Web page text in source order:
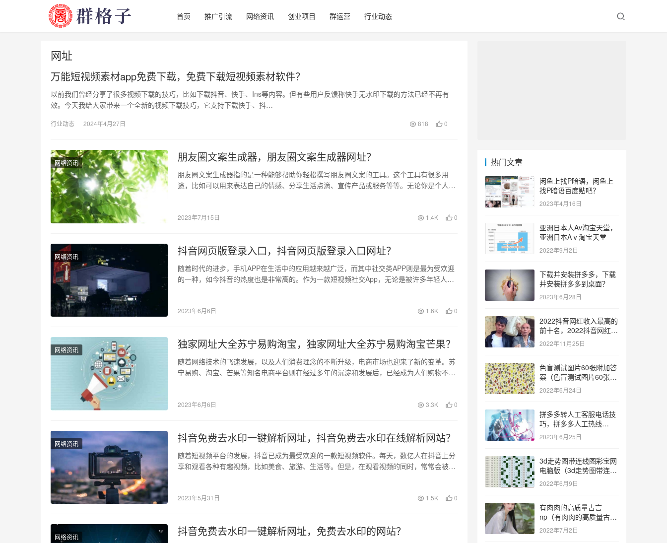
首页 推广引流 网络资讯 创业项目 群运营 行业动态
网址
万能短视频素材app免费下载，免费下载短视频素材软件？
以前我们曾经分享了很多视频下载的技巧，比如下载抖音、快手、Ins等内容。但有些用户反馈称快手无水印下载的方法已经不再有
效。今天我给大家带来一个全新的视频下载技巧，它支持下载快手、抖…
行业动态 2024年4月27日 818 0
网络资讯 朋友圈文案生成器，朋友圈文案生成器网址？
朋友圈文案生成器指的是一种能够帮助你轻松撰写朋友圈文案的工具。这个工具有很多用
途，比如可以用来表达自己的情感、分享生活点滴、宣传产品或服务等等。无论你是个人用
2023年7月15日 1.4K 0
网络资讯 抖音网页版登录入口，抖音网页版登录入口网址？
随着时代的进步，手机APP在生活中的应用越来越广泛，而其中社交类APP则是最为受欢迎
的一种，如今抖音的热度也是非常高的。作为一款短视频社交App，无论是被许多年轻人所
2023年6月6日 1.6K 0
网络资讯 独家网址大全苏宁易购淘宝，独家网址大全苏宁易购淘宝芒果？
随着网络技术的飞速发展，以及人们消费理念的不断升级，电商市场也迎来了新的变革。苏
宁易购、淘宝、芒果等知名电商平台则在经过多年的沉淀和发展后，已经成为人们购物不可
2023年6月6日 3.3K 0
网络资讯 抖音免费去水印一键解析网址，抖音免费去水印在线解析网站？
随着短视频平台的发展，抖音已成为最受欢迎的一款短视频软件。每天，数亿人在抖音上分
享和观看各种有趣视频，比如美食、旅游、生活等。但是，在观看视频的同时，常常会被水
2023年5月31日 1.5K 0
网络资讯 抖音免费去水印一键解析网址，免费去水印的网站？
热门文章
闲鱼上找P暗语，闲鱼上
找P暗语百度贴吧？
2023年4月16日
亚洲日本人Av淘宝天堂，
亚洲日本Aⅴ淘宝天堂
2022年9月2日
下载并安装拼多多，下载
并安装拼多多到桌面？
2023年6月28日
2022抖音网红收入最高的
前十名，2022抖音网红收
入最高的前十名有哪些？
2022年11月25日
色盲测试图片60张附加答
案（色盲测试图片60张复
杂）
2022年6月24日
拼多多转人工客服电话技
巧，拼多多人工热线
9541344？
2023年6月25日
3d走势图带连线图彩宝网
电脑版（3d走势图带连线
图彩宝网手机版）
2022年6月9日
有肉肉的高质量古言
np（有肉肉的高质量古言
np推荐）
2022年7月2日